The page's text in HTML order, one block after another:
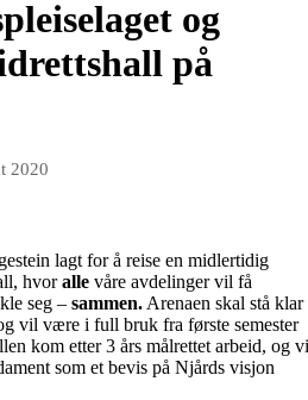
og
på
2020
lagt for å reise en midlertidig
hvoralle våre avdelinger vil få
seg – sammen. Arenaen skal stå klar
vil være i full bruk fra første semester
kom etter 3 års målrettet arbeid, og vi
som et bevis på Njårds visjon